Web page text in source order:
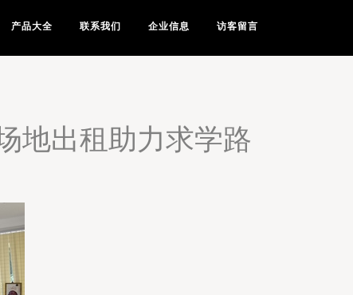
产品大全 联系我们 企业信息 访客留言
地出租助力求学路